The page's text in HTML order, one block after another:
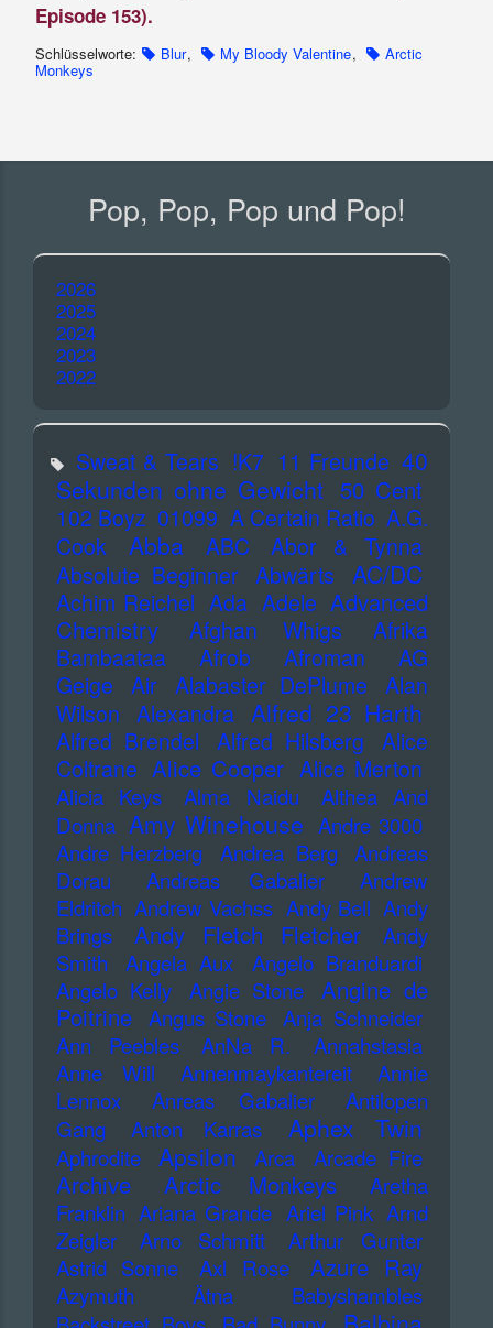
Episode 153).
Schlüsselworte: Blur, My Bloody Valentine, Arctic
Monkeys
Pop, Pop, Pop und Pop!
2026
2025
2024
2023
2022
Sweat & Tears !K7 11 Freunde 40
Sekunden ohne Gewicht 50 Cent
102 Boyz 01099 A Certain Ratio A.G.
Cook
Abba ABC
Abor & Tynna
Absolute Beginner Abwärts AC/DC
Achim Reichel Ada Adele Advanced
Chemistry
Afghan Whigs
Afrika
Bambaataa
Afrob Afroman
AG
Geige
Air Alabaster DePlume
Alan
Wilson Alexandra Alfred 23 Harth
Alfred Brendel Alfred Hilsberg
Alice
Coltrane Alice Cooper Alice Merton
Alicia Keys Alma Naidu
Althea And
Donna Amy Winehouse Andre 3000
Andre Herzberg
Andrea Berg
Andreas
Dorau
Andreas Gabalier
Andrew
Eldritch Andrew Vachss Andy Bell Andy
Brings
Andy Fletch Fletcher
Andy
Smith
Angela Aux
Angelo Branduardi
Angelo Kelly
Angie Stone
Angine de
Poitrine Angus Stone Anja Schneider
Ann Peebles
AnNa R.
Annahstasia
Anne Will
Annenmaykantereit
Annie
Lennox
Anreas Gabalier
Antilopen
Gang
Anton Karras Aphex Twin
Aphrodite Apsilon Arca Arcade Fire
Archive Arctic Monkeys
Aretha
Franklin Ariana Grande Ariel Pink Arnd
Zeigler
Arno Schmitt
Arthur Gunter
Astrid Sonne
Axl Rose Azure Ray
Azymuth Ätna
Babyshambles